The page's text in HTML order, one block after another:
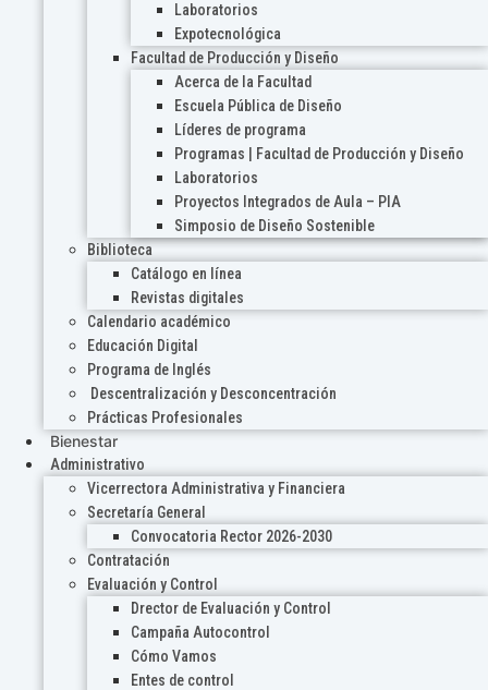
Laboratorios
Expotecnológica
Facultad de Producción y Diseño
Acerca de la Facultad
Escuela Pública de Diseño
Líderes de programa
Programas | Facultad de Producción y Diseño
Laboratorios
Proyectos Integrados de Aula – PIA
Simposio de Diseño Sostenible
Biblioteca
Catálogo en línea
Revistas digitales
Calendario académico
Educación Digital
Programa de Inglés
Descentralización y Desconcentración
Prácticas Profesionales
Bienestar
Administrativo
Vicerrectora Administrativa y Financiera
Secretaría General
Convocatoria Rector 2026-2030
Contratación
Evaluación y Control
Drector de Evaluación y Control
Campaña Autocontrol
Cómo Vamos
Entes de control